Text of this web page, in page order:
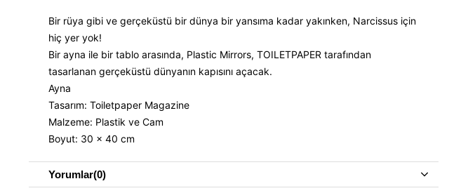
Bir rüya gibi ve gerçeküstü bir dünya bir yansıma kadar yakınken, Narcissus için
hiç yer yok!
Bir ayna ile bir tablo arasında, Plastic Mirrors, TOILETPAPER tarafından
tasarlanan gerçeküstü dünyanın kapısını açacak.
Ayna
Tasarım: Toiletpaper Magazine
Malzeme: Plastik ve Cam
Boyut: 30 x 40 cm
Yorumlar(0)